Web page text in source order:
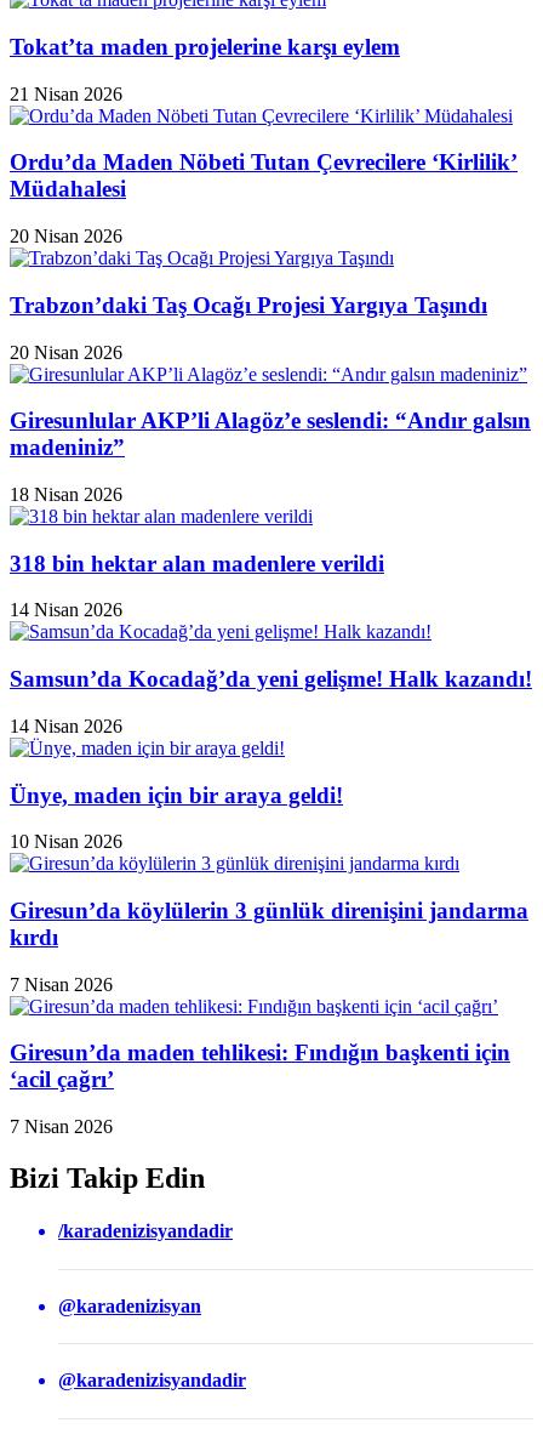
Tokat’ta maden projelerine karşı eylem
21 Nisan 2026
Ordu’da Maden Nöbeti Tutan Çevrecilere ‘Kirlilik’
Müdahalesi
20 Nisan 2026
Trabzon’daki Taş Ocağı Projesi Yargıya Taşındı
20 Nisan 2026
Giresunlular AKP’li Alagöz’e seslendi: “Andır galsın
madeniniz”
18 Nisan 2026
318 bin hektar alan madenlere verildi
14 Nisan 2026
Samsun’da Kocadağ’da yeni gelişme! Halk kazandı!
14 Nisan 2026
Ünye, maden için bir araya geldi!
10 Nisan 2026
Giresun’da köylülerin 3 günlük direnişini jandarma
kırdı
7 Nisan 2026
Giresun’da maden tehlikesi: Fındığın başkenti için
‘acil çağrı’
7 Nisan 2026
Bizi Takip Edin
/karadenizisyandadir
@karadenizisyan
@karadenizisyandadir